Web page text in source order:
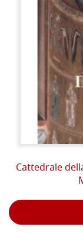
Cattedrale